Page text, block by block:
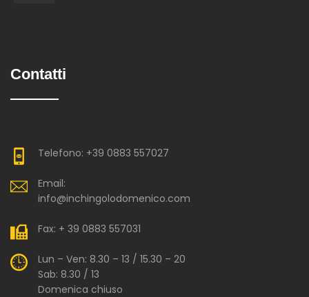
Contatti
Telefono: +39 0883 557027
Email:
info@inchingolodomenico.com
Fax: + 39 0883 557031
Lun – Ven: 8.30 – 13 / 15.30 – 20
Sab: 8.30 / 13
Domenica chiuso